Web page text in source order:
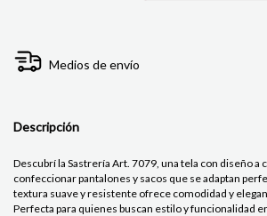
Medios de envío
Descripción
Descubrí la Sastrería Art. 7079, una tela con diseño a
confeccionar pantalones y sacos que se adaptan
textura suave y resistente ofrece comodidad y
Perfecta para quienes buscan estilo y funcionalidad